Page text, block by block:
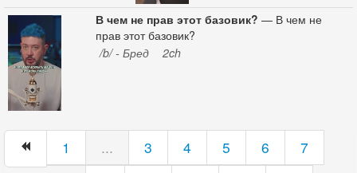
В чем не прав этот базовик? — В чем не
прав этот базовик?
/b/ - Бред
2ch
1 ... 3 4 5 6
7